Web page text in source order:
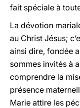
fait spéciale à
La dévotion
au Christ Jésus;
ainsi dire, fondée
sommes invités à
comprendre la
présence
Marie attire les